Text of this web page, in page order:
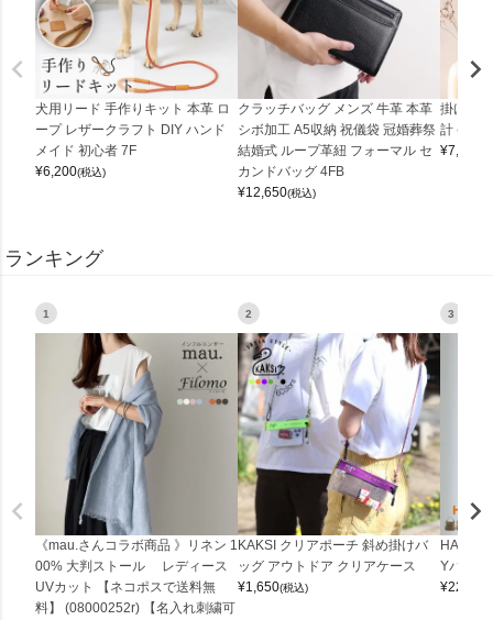
犬用リード 手作りキット 本革 ロ
ープ レザークラフト DIY ハンド
メイド 初心者 7F
¥6,200(税込)
クラッチバッグ メンズ 牛革 本革
シボ加工 A5収納 祝儀袋 冠婚葬祭
結婚式 ループ革紐 フォーマル セ
カンドバッグ 4FB
¥12,650(税込)
掛け時
計
¥7,150
ランキング
1
《mau.さんコラボ商品 》リネン 1
00% 大判ストール レディース
UVカット 【ネコポスで送料無
料】 (08000252r) 【名入れ刺繍可
2
KAKSI クリアポーチ 斜め掛けバ
ッグ アウトドア クリアケース
¥1,650(税込)
3
Yバッグ
¥22,000